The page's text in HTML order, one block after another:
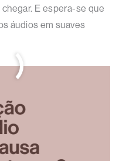
E espera-se que
áudios em suaves
é um áudio assim,
áudio do WhatsApp